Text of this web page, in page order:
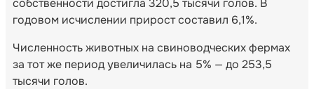
собственности достигла 320,5 тысячи голов. В
годовом исчислении прирост составил 6,1%.
Численность животных на свиноводческих фермах
за тот же период увеличилась на 5% — до 253,5
тысячи голов.